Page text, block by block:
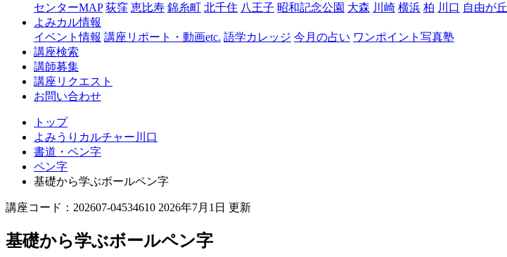
川
口
センターMAP 荻窪 恵比寿 錦糸町 北千住 八王子 昭和記念公園 大森 川崎 横浜 柏 川口 自由が丘
よみカル情報
イベント情報 講座リポート・動画etc. 語学カレッジ 今月の占い ワンポイント写真塾
講座検索
講師募集
講座リクエスト
お問い合わせ
トップ
よみうりカルチャー川口
書道・ペン字
ペン字
基礎から学ぶボールペン字
講座コード：202607-04534610 2026年7月1日 更新
基礎から学ぶボールペン字